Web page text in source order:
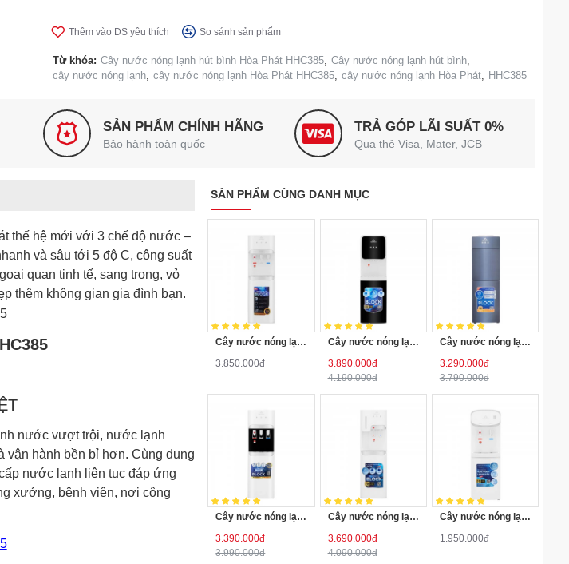
Thêm vào DS yêu thích So sánh sản phẩm
Từ khóa: Cây nước nóng lạnh hút bình Hòa Phát HHC385, Cây nước nóng lạnh hút bình,
cây nước nóng lạnh, cây nước nóng lạnh Hòa Phát HHC385, cây nước nóng lạnh Hòa Phát, HHC385
SẢN PHẨM CHÍNH HÃNG
Bảo hành toàn quốc
TRẢ GÓP LÃI SUẤT 0%
Qua thẻ Visa, Mater, JCB
thế hệ mới với 3 chế độ nước –
và sâu tới 5 độ C, công suất
quan tinh tế, sang trọng, vỏ
thêm không gian gia đình bạn.
nước vượt trội, nước lạnh
vận hành bền bỉ hơn. Cùng dung
nước lạnh liên tục đáp ứng
xưởng, bệnh viện, nơi công
SẢN PHẨM CÙNG DANH MỤC
Cây nước nóng lạnh hút bình Hòa Phát HHC383
3.850.000đ
Cây nước nóng lạnh hút bình Hòa Phát HHC389
3.890.000đ
4.190.000đ
Cây nước nóng lạnh úp bình Hòa Phát HTL258
3.290.000đ
3.790.000đ
Cây nước nóng lạnh úp bình Hòa Phát HTL266
3.390.000đ
3.990.000đ
Cây nước nóng lạnh hút bình Hòa Phát HHC386
3.690.000đ
4.090.000đ
Cây nước nóng lạnh úp bình Hòa Phát HTL236
1.950.000đ